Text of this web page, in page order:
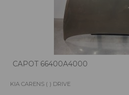
CAPOT 66400A4000
KIA CARENS ( ) DRIVE